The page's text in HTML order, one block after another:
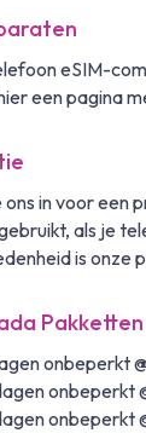
eSIM-
een pagina
ons in voor
als je
is onze
Pakketten
onbeperkt
onbeperkt
onbeperkt